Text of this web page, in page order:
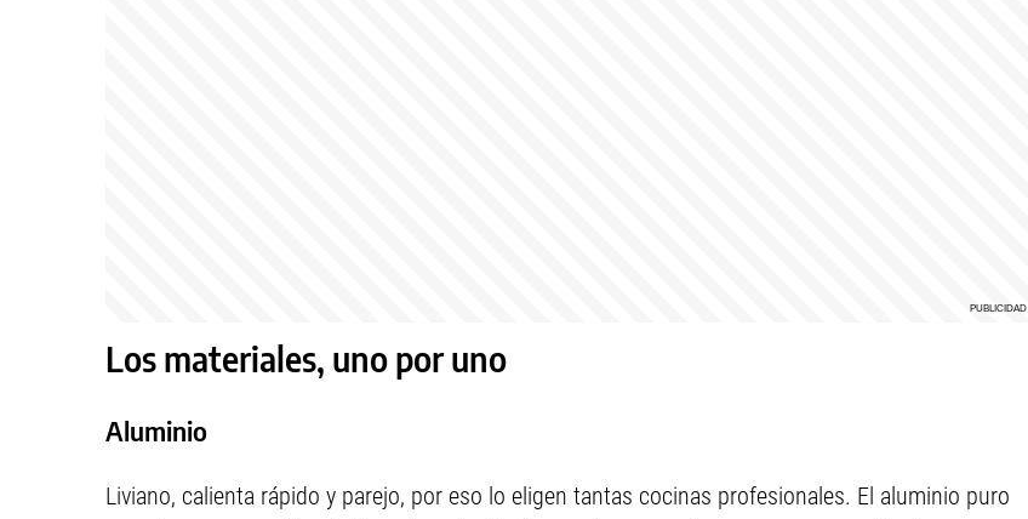
Los materiales, uno por uno
Aluminio
Liviano, calienta rápido y parejo, por eso lo eligen tantas cocinas profesionales. El aluminio puro